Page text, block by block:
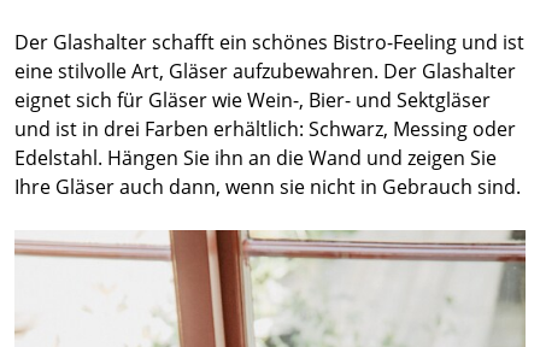
Der Glashalter schafft ein schönes Bistro-Feeling und ist
eine stilvolle Art, Gläser aufzubewahren. Der Glashalter
eignet sich für Gläser wie Wein-, Bier- und Sektgläser
und ist in drei Farben erhältlich: Schwarz, Messing oder
Edelstahl. Hängen Sie ihn an die Wand und zeigen Sie
Ihre Gläser auch dann, wenn sie nicht in Gebrauch sind.